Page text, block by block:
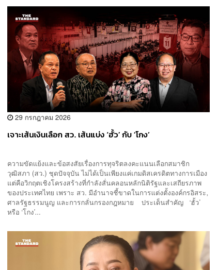
29 กรกฎาคม 2026
เจาะเส้นเงินเลือก สว. เส้นแบ่ง ‘ฮั้ว’ กับ ‘โกง’
ความขัดแย้งและข้อสงสัยเรื่องการทุจริตลงคะแนนเลือกสมาชิก
วุฒิสภา (สว.) ชุดปัจจุบัน ไม่ได้เป็นเพียงแค่เกมดิสเครดิตทางการเมือง
แต่คือวิกฤตเชิงโครงสร้างที่กำลังสั่นคลอนหลักนิติรัฐและเสถียรภาพ
ของประเทศไทย เพราะ สว. มีอำนาจชี้ขาดในการแต่งตั้งองค์กรอิสระ,
ศาลรัฐธรรมนูญ และการกลั่นกรองกฎหมาย ประเด็นสำคัญ ‘ฮั้ว’
หรือ ‘โกง’...